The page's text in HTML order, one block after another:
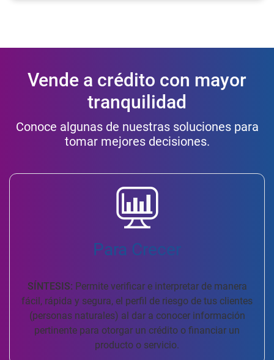
Vende a crédito con mayor
tranquilidad
Conoce algunas de nuestras soluciones para
tomar mejores decisiones.
Para Crecer
SÍNTESIS: Permite verificar e interpretar de manera
fácil, rápida y segura, el perfil de riesgo de tus clientes
(personas naturales) al dar a conocer información
pertinente para otorgar un crédito o financiar un
producto o servicio.